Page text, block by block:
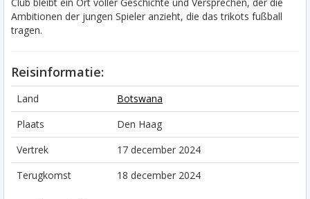
Ambitionen der jungen Spieler anzieht, die das trikots fußball
tragen.
Reisinformatie:
Land
Botswana
Plaats
Den Haag
Vertrek
17 december 2024
Terugkomst
18 december 2024